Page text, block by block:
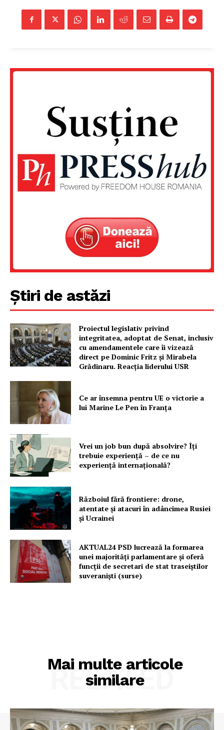
Un proiect
FREEDOM HOUSE ROMÂNIA
PRESShub
Despre noi / Echipa
Proiecte editoriale
Știri de astăzi
Proiectul legislativ privind
integritatea, adoptat de Senat, inclusiv
cu amendamentele care îi vizează
direct pe Dominic Fritz și Mirabela
Grădinaru. Reacția liderului USR
Ce ar însemna pentru UE o victorie a
lui Marine Le Pen în Franța
Vrei un job bun după absolvire? Îți
trebuie experiență – de ce nu
experiență internațională?
Războiul fără frontiere: drone,
atentate și atacuri în adâncimea Rusiei
și Ucrainei
AKTUAL24 PSD lucrează la formarea
unei majorităţi parlamentare și oferă
funcții de secretari de stat traseiștilor
suveraniști (surse)
Mai multe articole
similare
RELATED